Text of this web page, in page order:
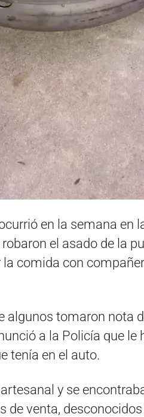
en la semana en
el asado de la
comida con
algunos tomaron nota
a la Policía que le
tenía en el auto.
y se
de venta,